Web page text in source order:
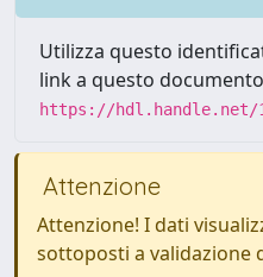
Utilizza questo
link a questo
https://hdl.handle.net/
Attenzione
Attenzione! I dati
sottoposti a validazione